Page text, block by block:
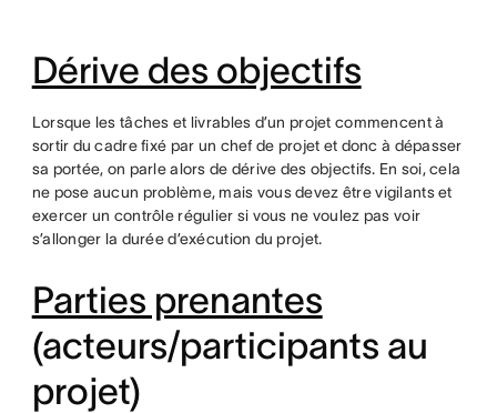
Dérive des objectifs
Lorsque les tâches et livrables d’un projet commencent à
sortir du cadre fixé par un chef de projet et donc à dépasser
sa portée, on parle alors de dérive des objectifs. En soi, cela
ne pose aucun problème, mais vous devez être vigilants et
exercer un contrôle régulier si vous ne voulez pas voir
s’allonger la durée d’exécution du projet.
Parties prenantes
(acteurs/participants au
projet)